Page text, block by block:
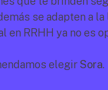
se adapten a
en RRHH ya no es
elegir Sora.